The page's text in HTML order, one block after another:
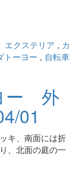
エクステリア , カ
トーヨー , 自転車
ー 外
01
キ、南面には折
、北面の庭の一